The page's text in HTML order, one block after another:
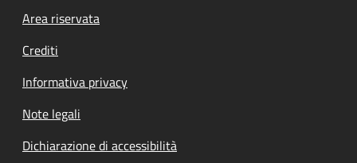
Footer menu
Area riservata
Crediti
Informativa privacy
Note legali
Dichiarazione di accessibilità